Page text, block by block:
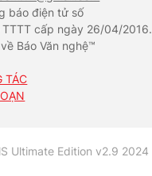
báo điện tử số
TTTT cấp ngày 26/04/2016.
Báo Văn nghệ™
TÁC
Ultimate Edition v2.9 2024